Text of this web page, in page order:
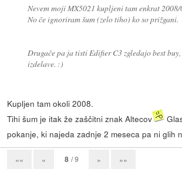
Nevem moji MX5021 kupljeni tam enkrat 2008/
No če ignoriram šum (zelo tiho) ko so prižgani.
Drugače pa ja tisti Edifier C3 zgledajo best
izdelave. :)
Kupljen tam okoli 2008.
Tihi šum je itak že zaščitni znak Altecov
pokanje, ki najeda zadnje 2 meseca pa ni glih
«« « 8 / 9 » »»